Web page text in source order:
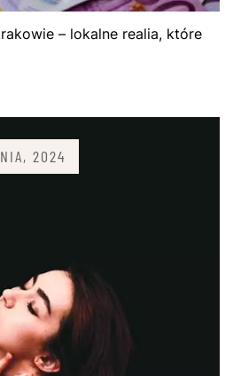
– lokalne realia, które
2024